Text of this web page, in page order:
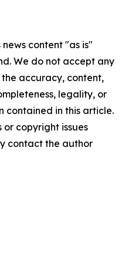
content "as is"
We do not accept any
accuracy, content,
legality, or
contained in this article.
copyright issues
contact the author